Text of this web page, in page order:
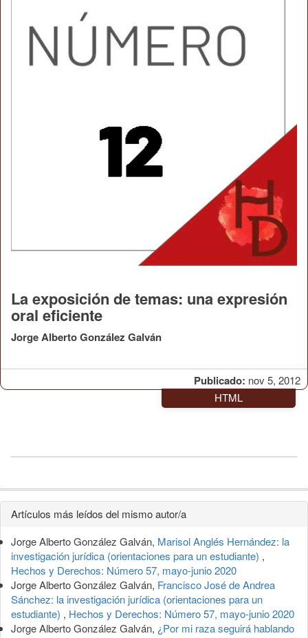
Publicado: nov 5, 2012
La exposición de temas: una expresión
oral eficiente
Jorge Alberto González Galván
HTML
Detalles
del
artículo
Artículos más leídos del mismo autor/a
Jorge Alberto González Galván, Marisol Anglés Hernández: la
investigación jurídica (orientaciones para un estudiante) ,
Hechos y Derechos: Número 57, mayo-junio 2020
Jorge Alberto González Galván, Francisco José de Andrea
Sánchez: la investigación jurídica (orientaciones para un
estudiante) , Hechos y Derechos: Número 57, mayo-junio 2020
Jorge Alberto González Galván, ¿Por mi raza seguirá hablando